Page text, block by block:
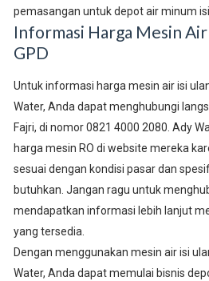
pemasangan untuk depot air minum isi
Informasi Harga Mesin
GPD
Untuk informasi harga mesin air isi
Water, Anda dapat menghubungi
Fajri, di nomor 0821 4000 2080. Ady
harga mesin RO di website mereka
sesuai dengan kondisi pasar dan
butuhkan. Jangan ragu untuk
mendapatkan informasi lebih lanjut
yang tersedia.
Dengan menggunakan mesin air isi
Water, Anda dapat memulai bisnis